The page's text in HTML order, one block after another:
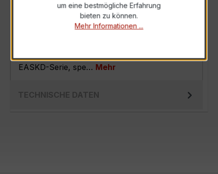
Der EASKD 31.8 3x500/5A 15VA Kl.0,5s ist ein
Verrechnungsstromwandler der bewährten
EASKD-Serie, spe… Mehr
TECHNISCHE DATEN
um eine bestmögliche Erfahrung
bieten zu können.
Mehr Informationen ...